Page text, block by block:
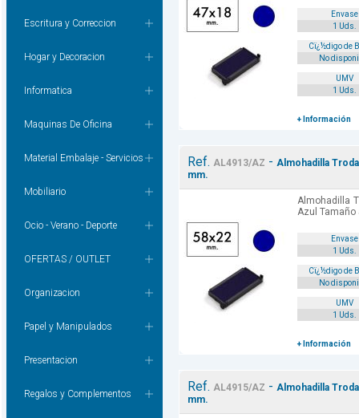
Escritura y Correccion
Hogar y Decoracion
Informatica
Maquinas De Oficina
Material Embalaje - Servicios
Mobiliario
Ocio - Verano - Deporte
OFERTAS / OUTLET
Organizacion
Papel y Manipulados
Presentacion
Regalos y Complementos
Envase
1 Uds.
Cï¿½digo de
No
UMV
1 Uds.
+ Información
Ref. AL4913/AZ - Almohadilla
mm.
Almohadilla
Azul Tamaño
Envase
1 Uds.
Cï¿½digo de
No
UMV
1 Uds.
+ Información
Ref. AL4915/AZ - Almohadilla
mm.